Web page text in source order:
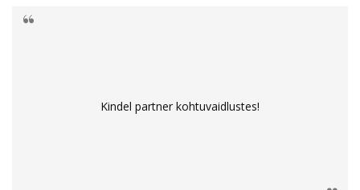
Kindel partner kohtuvaidlustes!